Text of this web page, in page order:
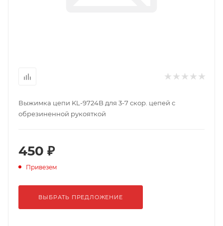
Выжимка цепи KL-9724B для 3-7 скор. цепей с
обрезиненной рукояткой
450 ₽
Привезем
ВЫБРАТЬ ПРЕДЛОЖЕНИЕ